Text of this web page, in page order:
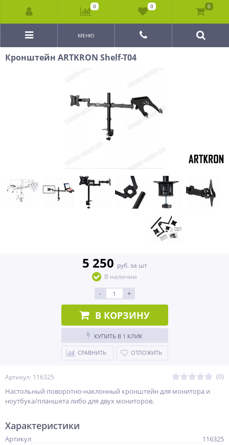
МЕНЮ
Кронштейн ARTKRON Shelf-T04
Артикул: 116325 (0)
Настольный поворотно-наклонный кронштейн для монитора и
ноутбука/планшета либо для двух мониторов.
5 250 руб. за шт
В наличии
- +
В КОРЗИНУ
КУПИТЬ В 1 КЛИК
СРАВНИТЬ ОТЛОЖИТЬ
Характеристики
Артикул
116325
0 0 0